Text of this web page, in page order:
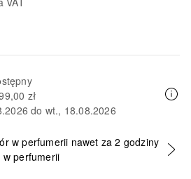
zł
do wt., 18.08.2026
DO KOSZYKA
w perfumerii nawet za 2 godziny
w perfumerii